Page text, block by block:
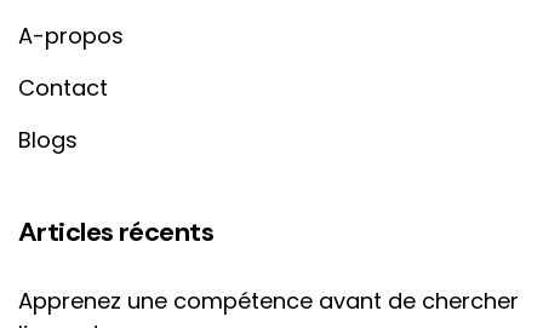
A-propos
Contact
Blogs
Articles récents
Apprenez une compétence avant de chercher